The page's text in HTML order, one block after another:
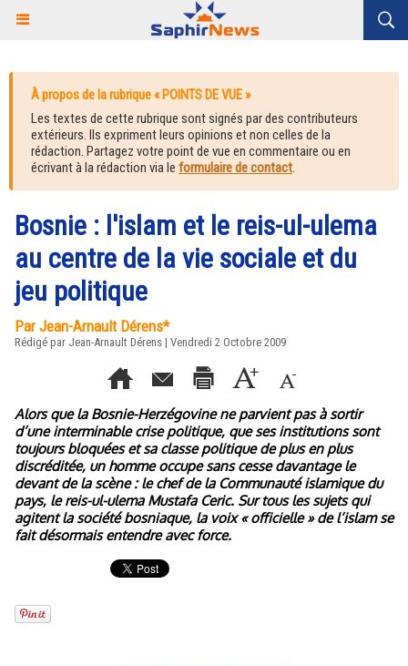
À propos de la rubrique « POINTS DE VUE »
Les textes de cette rubrique sont signés par des contributeurs
extérieurs. Ils expriment leurs opinions et non celles de la
rédaction. Partagez votre point de vue en commentaire ou en
écrivant à la rédaction via le formulaire de contact.
Bosnie : l'islam et le reis-ul-ulema
au centre de la vie sociale et du
jeu politique
Par Jean-Arnault Dérens*
Rédigé par Jean-Arnault Dérens | Vendredi 2 Octobre 2009
Alors que la Bosnie-Herzégovine ne parvient pas à sortir
d’une interminable crise politique, que ses institutions sont
toujours bloquées et sa classe politique de plus en plus
discréditée, un homme occupe sans cesse davantage le
devant de la scène : le chef de la Communauté islamique du
pays, le reis-ul-ulema Mustafa Ceric. Sur tous les sujets qui
agitent la société bosniaque, la voix « officielle » de l’islam se
fait désormais entendre avec force.